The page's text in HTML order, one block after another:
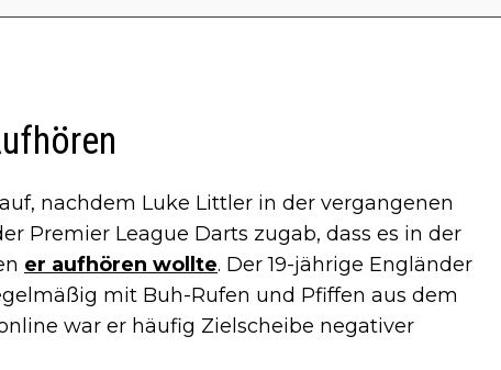
nachdem Luke Littler in der vergangenen
Premier League Darts zugab, dass es in der
er aufhören wollte. Der 19-jährige Engländer
mit Buh-Rufen und Pfiffen aus dem
war er häufig Zielscheibe negativer